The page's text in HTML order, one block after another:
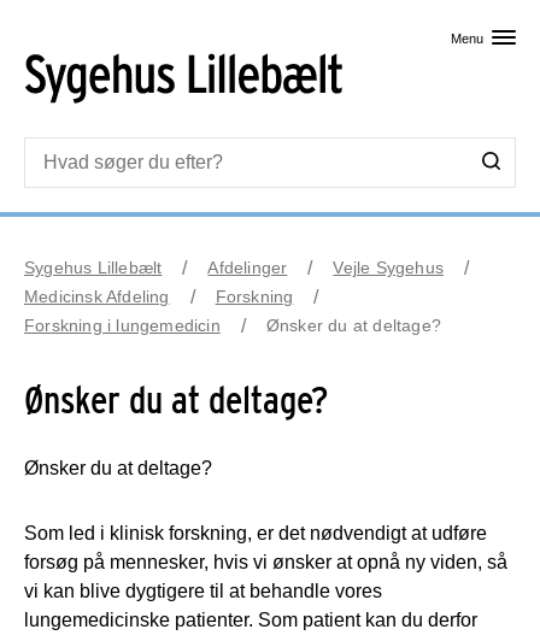
Menu
Sygehus Lillebælt Afdelinger
Vejle Sygehus
Medicinsk Afdeling
Forskning
Forskning i lungemedicin
Ønsker du at deltage?
Ønsker du at deltage?
Ønsker du at deltage?
Som led i klinisk forskning, er det nødvendigt at udføre
forsøg på mennesker, hvis vi ønsker at opnå ny viden, så
vi kan blive dygtigere til at behandle vores
lungemedicinske patienter. Som patient kan du derfor